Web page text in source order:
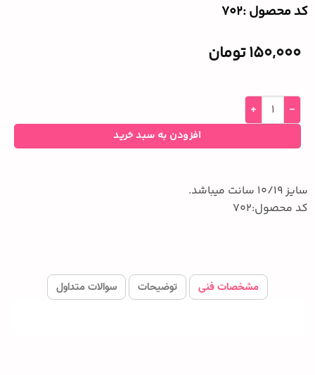
کد محصول :‌702
150,000تومان
افزودن به سبد خرید
سایز 10/19 سانت میباشد.
کد محصول:702
مشخصات فنی توضیحات سوالات متداول